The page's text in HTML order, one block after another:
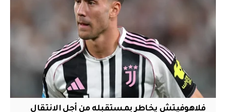
فلاهوفيتش يخاطر بمستقبله من أجل الانتقال